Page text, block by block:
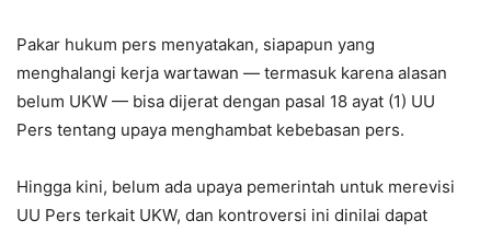
Pakar hukum pers menyatakan, siapapun yang
menghalangi kerja wartawan — termasuk karena alasan
belum UKW — bisa dijerat dengan pasal 18 ayat (1) UU
Pers tentang upaya menghambat kebebasan pers.
Hingga kini, belum ada upaya pemerintah untuk merevisi
UU Pers terkait UKW, dan kontroversi ini dinilai dapat